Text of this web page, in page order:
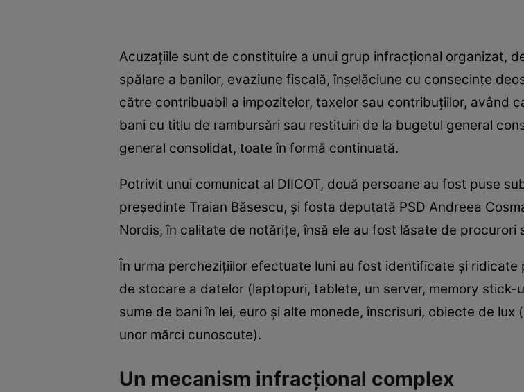
Acuzaţiile sunt de constituire a unui grup infracţional organizat,
spălare a banilor, evaziune fiscală, înşelăciune cu consecinţe
către contribuabil a impozitelor, taxelor sau contribuţiilor, având
bani cu titlu de rambursări sau restituiri de la bugetul general
general consolidat, toate în formă continuată.
Potrivit unui comunicat al DIICOT, două persoane au fost puse
preşedinte Traian Băsescu, şi fosta deputată PSD Andreea
Nordis, în calitate de notăriţe, însă ele au fost lăsate de procurori
În urma percheziţiilor efectuate luni au fost identificate şi
de stocare a datelor (laptopuri, tablete, un server, memory
sume de bani în lei, euro şi alte monede, înscrisuri, obiecte de
unor mărci cunoscute).
Un mecanism infracţional complex